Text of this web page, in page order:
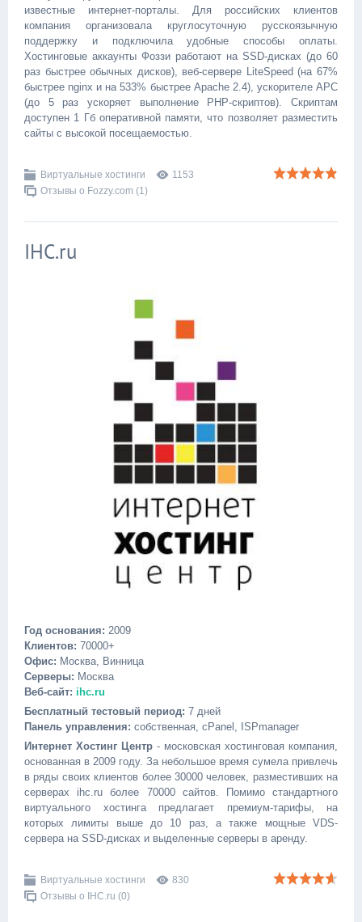
известные интернет-порталы. Для российских клиентов
компания организовала круглосуточную русскоязычную
поддержку и подключила удобные способы оплаты.
Хостинговые аккаунты Фоззи работают на SSD-дисках (до 60
раз быстрее обычных дисков), веб-сервере LiteSpeed (на 67%
быстрее nginx и на 533% быстрее Apache 2.4), ускорителе APC
(до 5 раз ускоряет выполнение PHP-скриптов). Скриптам
доступен 1 Гб оперативной памяти, что позволяет разместить
сайты с высокой посещаемостью.
Виртуальные хостинги
1153
Отзывы о Fozzy.com (1)
IHC.ru
Год основания: 2009
Клиентов: 70000+
Офис: Москва, Винница
Серверы: Москва
Веб-сайт: ihc.ru
Бесплатный тестовый период: 7 дней
Панель управления: собственная, cPanel, ISPmanager
Интернет Хостинг Центр - московская хостинговая компания,
основанная в 2009 году. За небольшое время сумела привлечь
в ряды своих клиентов более 30000 человек, разместивших на
серверах ihc.ru более 70000 сайтов. Помимо стандартного
виртуального хостинга предлагает премиум-тарифы, на
которых лимиты выше до 10 раз, а также мощные VDS-
сервера на SSD-дисках и выделенные серверы в аренду.
Виртуальные хостинги
830
Отзывы о IHC.ru (0)